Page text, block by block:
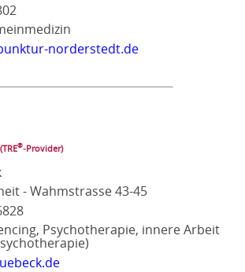
norderstedt.de
(TRE®‑Provider)
- Wahmstrasse 43-45
Psychotherapie, innere Arbeit